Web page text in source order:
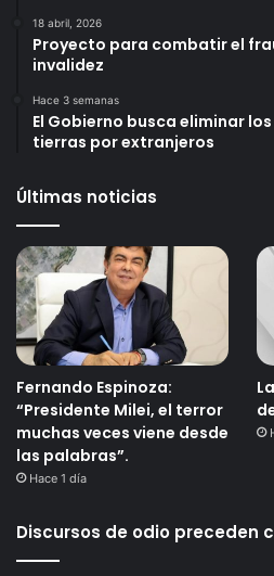
18 abril, 2026
Proyecto para combatir el
invalidez
Hace 3 semanas
El Gobierno busca eliminar
tierras por extranjeros
Últimas noticias
Fernando Espinoza:
“Presidente Milei, el terror
muchas veces viene desde
las palabras”.
Hace 1 día
Discursos de odio preceden